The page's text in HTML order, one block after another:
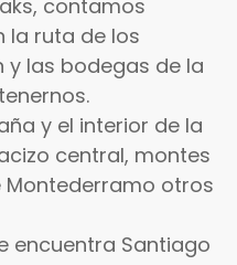
contamos
la ruta de los
las bodegas de la
y el interior de la
central, montes
Montederramo otros
encuentra Santiago